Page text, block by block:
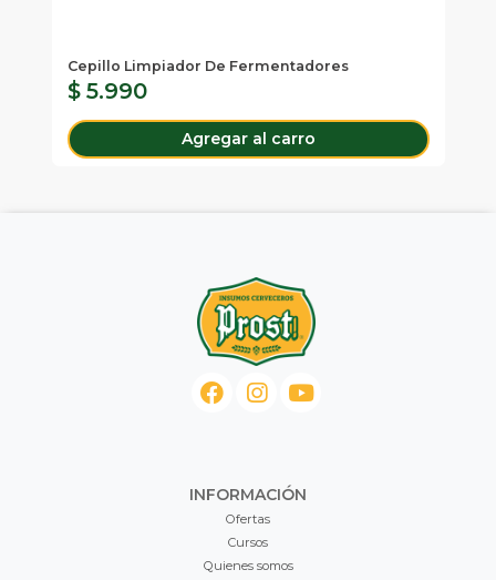
Cepillo Limpiador De Fermentadores
$ 5.990
Agregar al carro
INFORMACIÓN
Ofertas
Cursos
Quienes somos